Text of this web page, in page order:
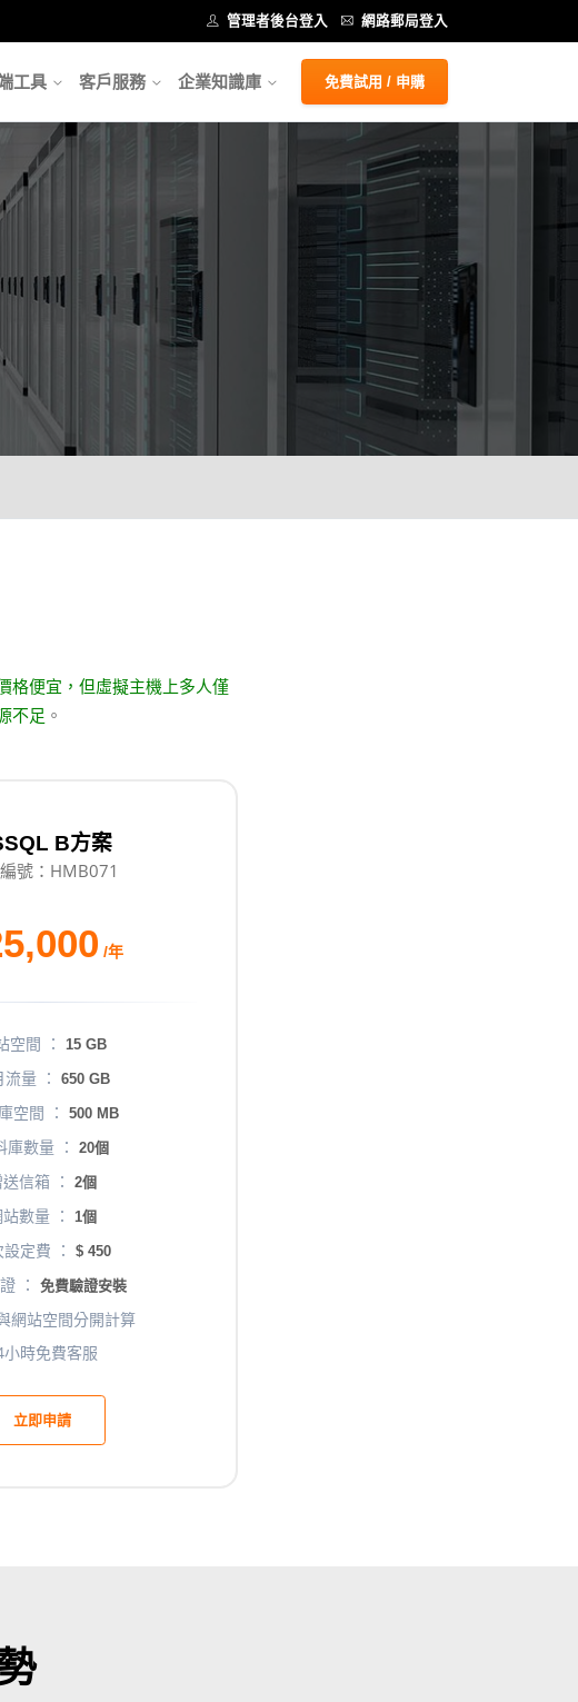
管理者後台登入 網路郵局登入
工具 客戶服務 企業知識庫 免費試用 / 申購
格便宜，但虛擬主機上多人僅
不足 。
B方案
號：HMB071
/年
空間 ： 15 GB
量 ： 650 GB
空間 ： 500 MB
庫數量 ： 20個
信箱 ： 2個
數量 ： 1個
定費 ： $ 450
： 免費驗證安裝
網站空間分開計算
小時免費客服
立即申請